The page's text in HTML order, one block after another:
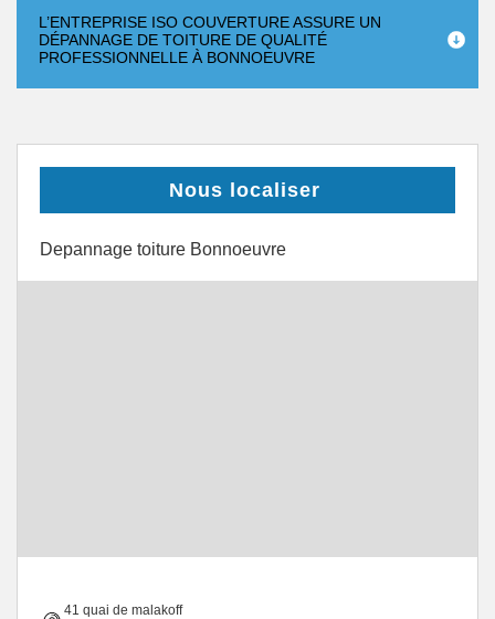
L’ENTREPRISE ISO COUVERTURE ASSURE UN
DÉPANNAGE DE TOITURE DE QUALITÉ
PROFESSIONNELLE À BONNOEUVRE
Nous localiser
Depannage toiture Bonnoeuvre
41 quai de malakoff